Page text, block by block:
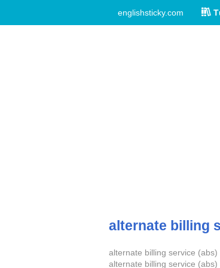
englishsticky.com
alternate billing
alternate billing service
alternate billing service